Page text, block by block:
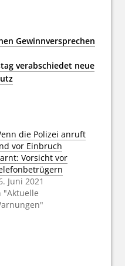
Gewinnversprechen
verabschiedet neue
die Polizei anruft
vor Einbruch
Vorsicht vor
Juni 2021
"Aktuelle